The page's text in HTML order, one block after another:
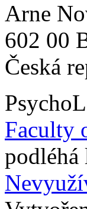
Arne
602 00
Česká
Faculty
podléhá